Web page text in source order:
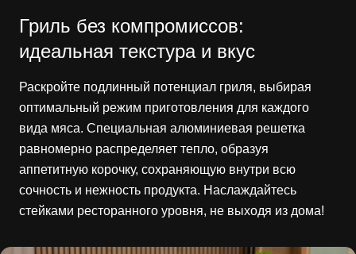
Гриль без компромиссов:
идеальная текстура и вкус
Раскройте подлинный потенциал гриля, выбирая
оптимальный режим приготовления для каждого
вида мяса. Специальная алюминиевая решетка
равномерно распределяет тепло, образуя
аппетитную корочку, сохраняющую внутри всю
сочность и нежность продукта. Наслаждайтесь
стейками ресторанного уровня, не выходя из дома!